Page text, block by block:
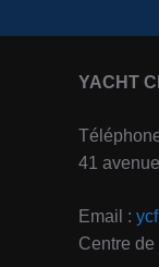
YACHT
41
Email :
Centre